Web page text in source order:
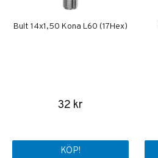
Bult 14x1,50 Kona L60 (17Hex)
32 kr
KÖP!